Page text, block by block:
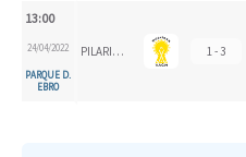
13:00
24/04/2022
PARQUE D.
EBRO
PILARICAS 1 - 3